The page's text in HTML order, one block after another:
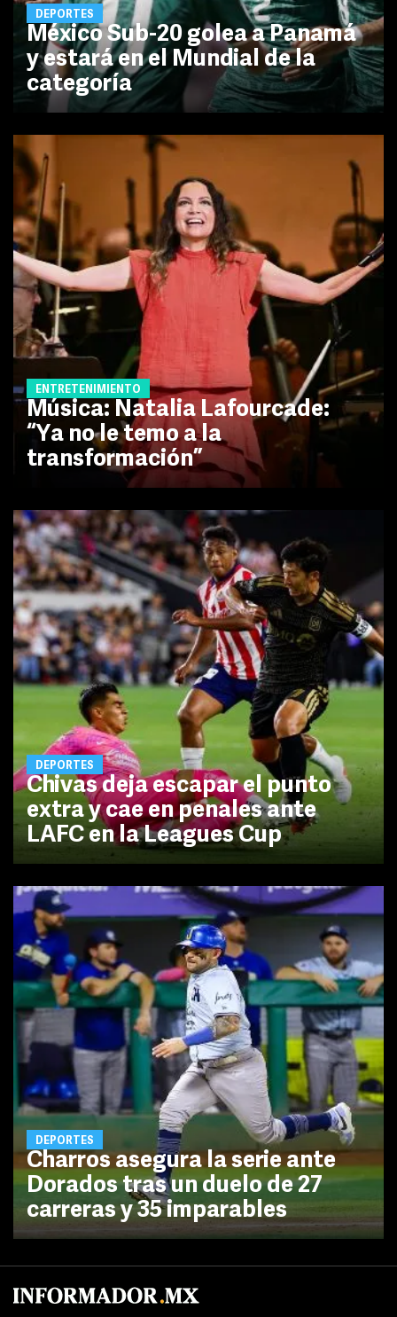
DEPORTES
México Sub-20 golea a Panamá
y estará en el Mundial de la
categoría
ENTRETENIMIENTO
Música: Natalia Lafourcade:
“Ya no le temo a la
transformación”
DEPORTES
Chivas deja escapar el punto
extra y cae en penales ante
LAFC en la Leagues Cup
DEPORTES
Charros asegura la serie ante
Dorados tras un duelo de 27
carreras y 35 imparables